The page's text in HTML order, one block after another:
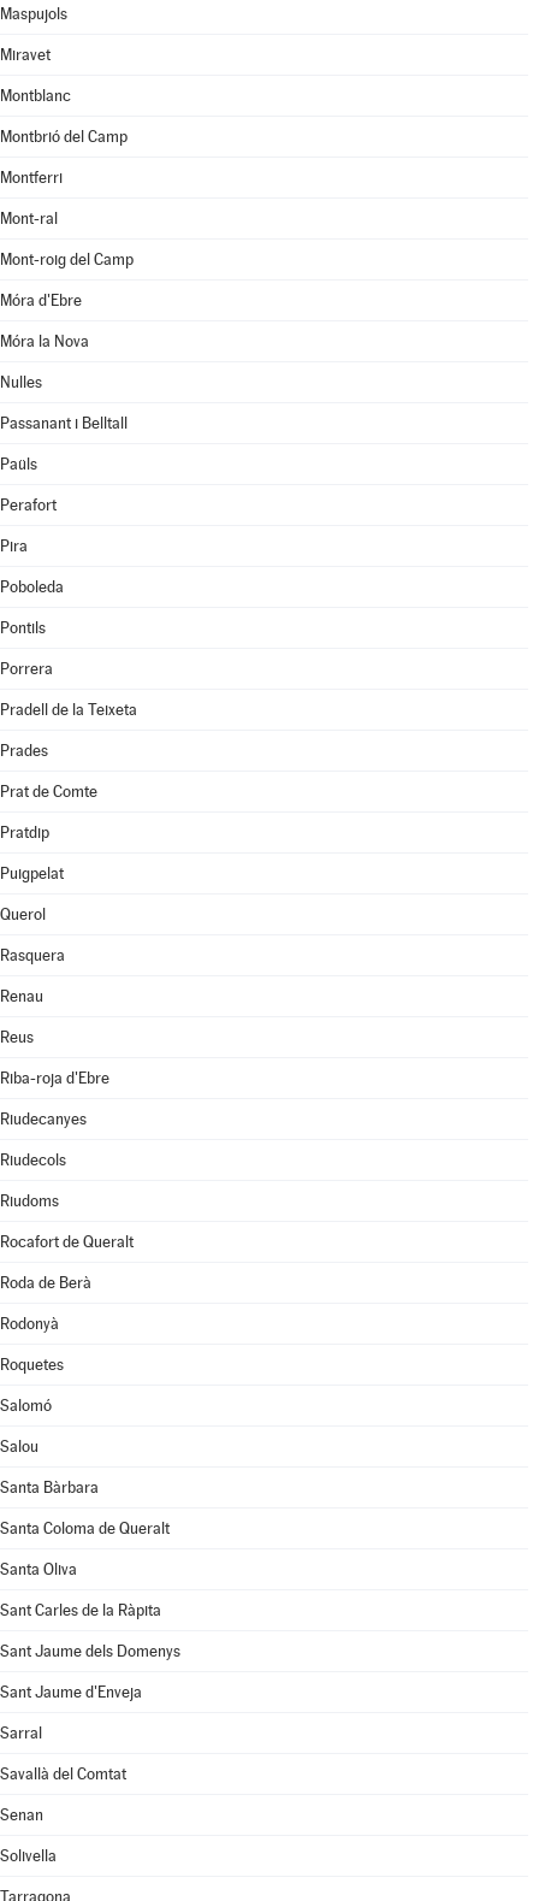
Maspujols
Miravet
Montblanc
Montbrió del Camp
Montferri
Mont-ral
Mont-roig del Camp
Móra d'Ebre
Móra la Nova
Nulles
Passanant i Belltall
Paüls
Perafort
Pira
Poboleda
Pontils
Porrera
Pradell de la Teixeta
Prades
Prat de Comte
Pratdip
Puigpelat
Querol
Rasquera
Renau
Reus
Riba-roja d'Ebre
Riudecanyes
Riudecols
Riudoms
Rocafort de Queralt
Roda de Berà
Rodonyà
Roquetes
Salomó
Salou
Santa Bàrbara
Santa Coloma de Queralt
Santa Oliva
Sant Carles de la Ràpita
Sant Jaume dels Domenys
Sant Jaume d'Enveja
Sarral
Savallà del Comtat
Senan
Solivella
Tarragona